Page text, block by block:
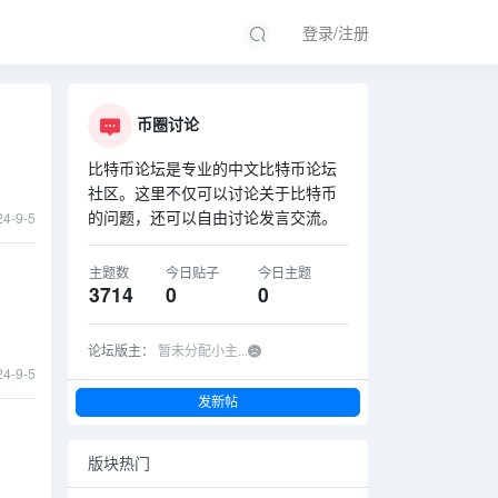
登录/注册
9-5
9-5
币圈讨论
比特币论坛是专业的中文比特币论坛
社区。这里不仅可以讨论关于比特币
的问题，还可以自由讨论发言交流。
主题数
3714
今日贴子
0
今日主题
0
论坛版主： 暂未分配小主...
发新帖
版块热门